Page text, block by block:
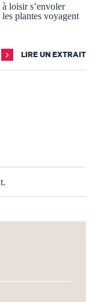
loisir s’envoler
plantes voyagent
LIRE UN EXTRAIT